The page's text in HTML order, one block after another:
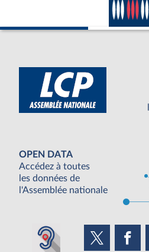
OPEN DATA
Accédez à toutes
les données de
l'Assemblée nationale